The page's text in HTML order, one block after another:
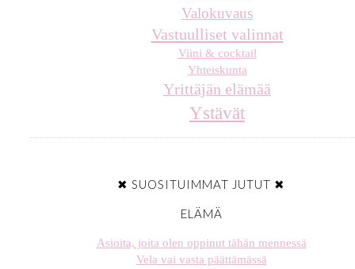
Valokuvaus
Vastuulliset valinnat
Viini & cocktail
Yhteiskunta
Yrittäjän elämää
Ystävät
✖ SUOSITUIMMAT JUTUT ✖
ELÄMÄ
Asioita, joita olen oppinut tähän mennessä
Vela vai vasta päättämässä